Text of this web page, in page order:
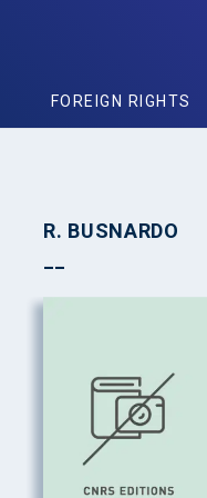
FOREIGN RIGHTS
R. BUSNARDO